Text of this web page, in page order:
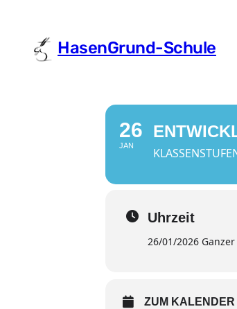
HasenGrund-Schule
26
JAN
Uhrzeit
26/01/2026 Ganzer
ZUM KALENDER